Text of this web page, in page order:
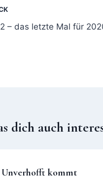
– das letzte Mal für
dich auch
Unverhofft kommt